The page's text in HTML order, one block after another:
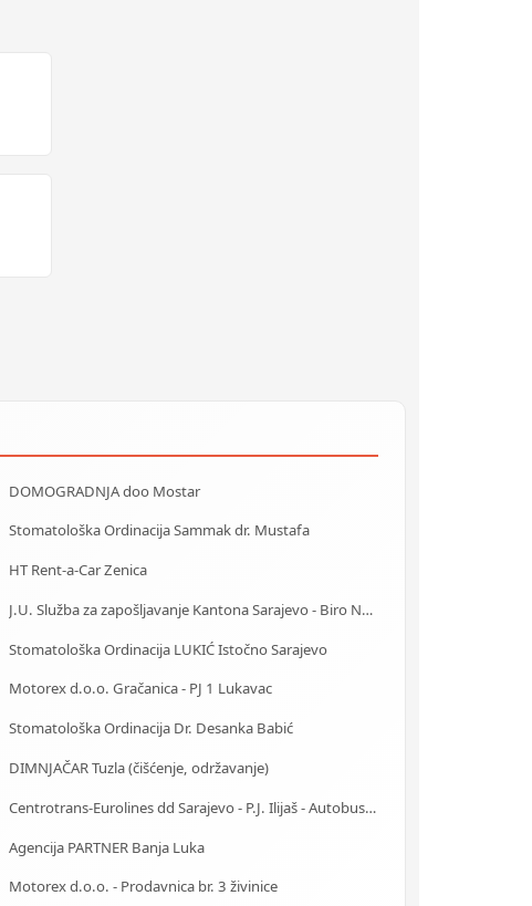
DOMOGRADNJA doo Mostar
Stomatološka Ordinacija Sammak dr. Mustafa
HT Rent-a-Car Zenica
J.U. Služba za zapošljavanje Kantona Sarajevo - Biro Novo Sarajevo
Stomatološka Ordinacija LUKIĆ Istočno Sarajevo
Motorex d.o.o. Gračanica - PJ 1 Lukavac
Stomatološka Ordinacija Dr. Desanka Babić
DIMNJAČAR Tuzla (čišćenje, održavanje)
Centrotrans-Eurolines dd Sarajevo - P.J. Ilijaš - Autobuska stanica
Agencija PARTNER Banja Luka
Motorex d.o.o. - Prodavnica br. 3 živinice